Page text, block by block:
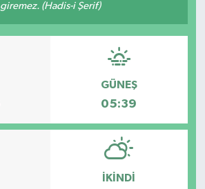
giremez. (Hadis-i Şerif)
GÜNEŞ
05:39
İKINDI